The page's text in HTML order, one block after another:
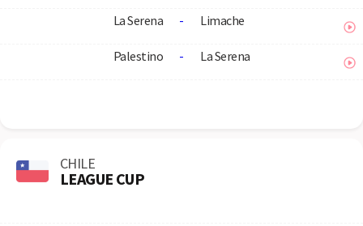
La Serena - Limache
Palestino - La Serena
CHILE
LEAGUE CUP